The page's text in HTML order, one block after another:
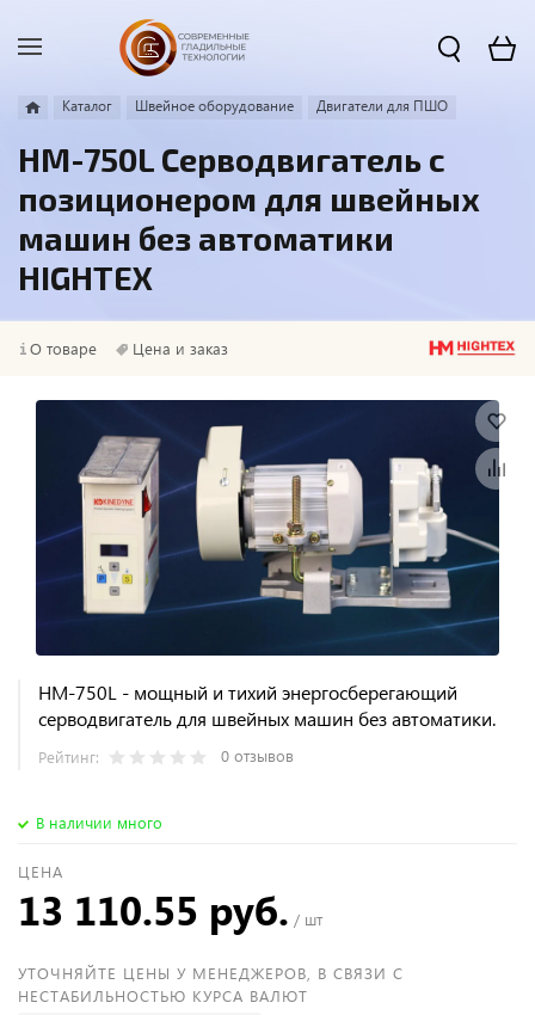
Каталог Швейное оборудование Двигатели для ПШО
HM-750L Серводвигатель с
позиционером для швейных
машин без автоматики
HIGHTEX
О товаре Цена и заказ
HM-750L - мощный и тихий энергосберегающий
серводвигатель для швейных машин без автоматики.
Рейтинг: 0 отзывов
В наличии много
ЦЕНА
13 110.55 руб. / шт
УТОЧНЯЙТЕ ЦЕНЫ У МЕНЕДЖЕРОВ, В СВЯЗИ С
НЕСТАБИЛЬНОСТЬЮ КУРСА ВАЛЮТ